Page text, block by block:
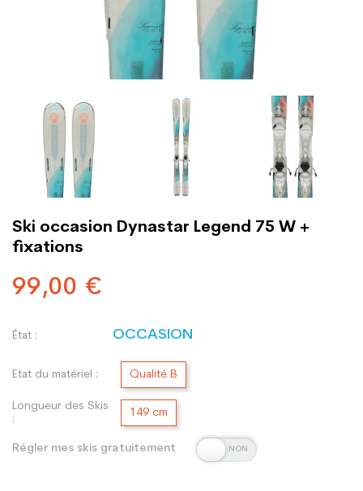
Ski occasion Dynastar Legend 75 W +
fixations
99,00 €
État : OCCASION
Etat du matériel : Qualité B
Longueur des Skis
:
149 cm
Régler mes skis gratuitement